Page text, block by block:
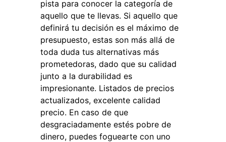
pista para conocer la categoría de
aquello que te llevas. Si aquello que
definirá tu decisión es el máximo de
presupuesto, estas son más allá de
toda duda tus alternativas más
prometedoras, dado que su calidad
junto a la durabilidad es
impresionante. Listados de precios
actualizados, excelente calidad
precio. En caso de que
desgraciadamente estés pobre de
dinero, puedes foguearte con uno